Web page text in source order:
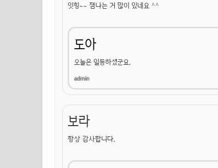
잇힝~~ 잼나는 거 많이 있네요 ^^
도아
오늘은 일등하셨군요.
보라
항상 감사합니다.